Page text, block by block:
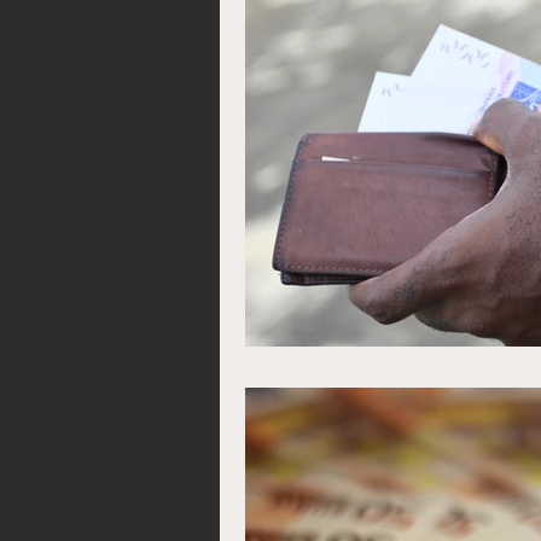
bague magique
Valise mystique
Portefeuille magique
Porte-monnaie Mystique
Comment devenir riche